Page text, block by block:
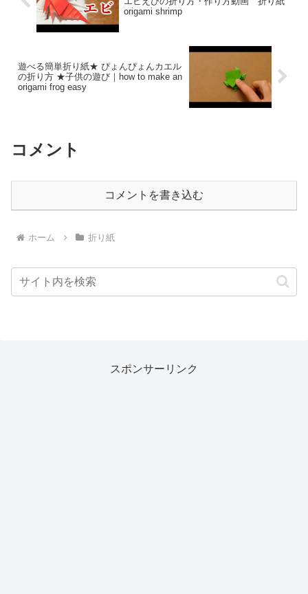
origami shrimp
遊べる簡単折り紙★ ぴょんぴょんカエル
の折り方 ★子供の遊び｜how to make an
origami frog easy
コメント
コメントを書き込む
ホーム 折り紙
スポンサーリンク